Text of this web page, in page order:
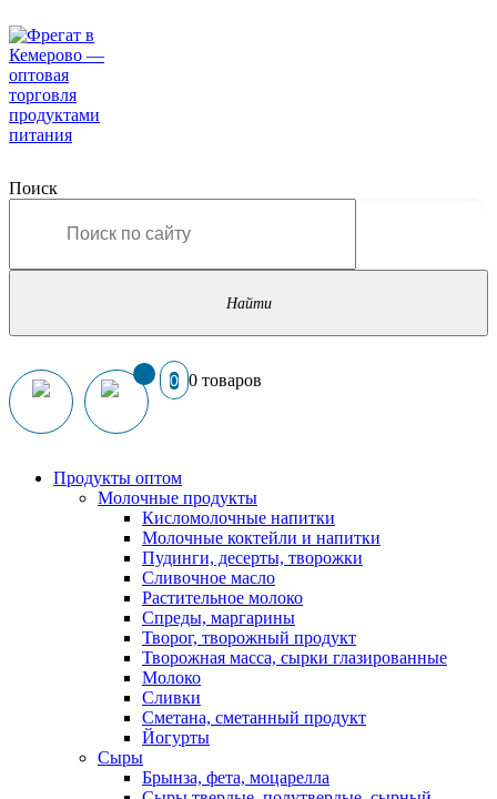
Поиск
0 0 товаров
Продукты оптом
Молочные продукты
Кисломолочные напитки
Молочные коктейли и напитки
Пудинги, десерты, творожки
Сливочное масло
Растительное молоко
Спреды, маргарины
Творог, творожный продукт
Творожная масса, сырки глазированные
Молоко
Сливки
Сметана, сметанный продукт
Йогурты
Сыры
Брынза, фета, моцарелла